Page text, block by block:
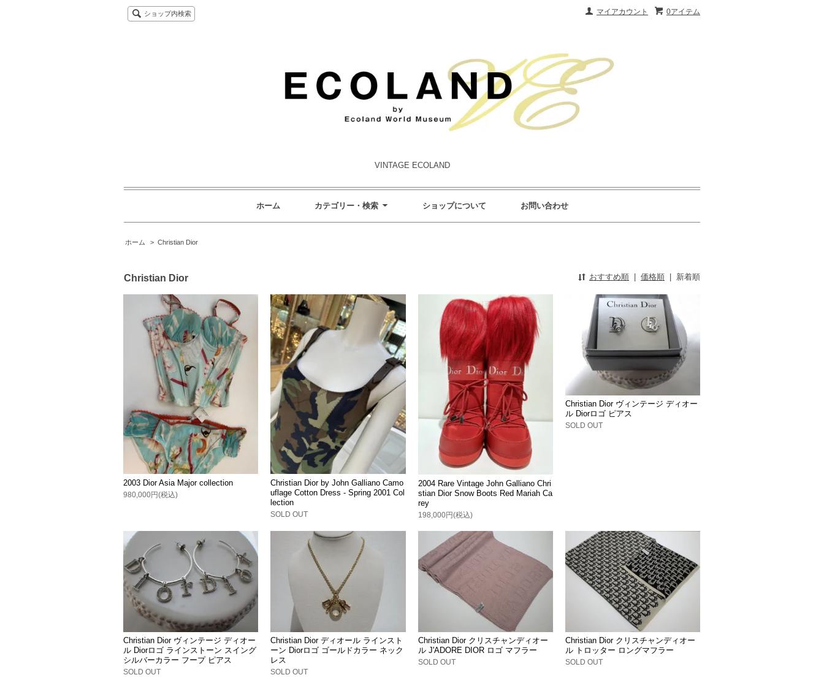
0アイテム
マイアカウント
ショップ内検索
VINTAGE ECOLAND
ホーム カテゴリー・検索 ショップについて お問い合わせ
ホーム > Christian Dior
Christian Dior おすすめ順 | 価格順 | 新着順
2003 Dior Asia Major collection
980,000円(税込)
Christian Dior by John Galliano Camo
uflage Cotton Dress - Spring 2001 Col
lection
SOLD OUT
2004 Rare Vintage John Galliano Chri
stian Dior Snow Boots Red Mariah Ca
rey
198,000円(税込)
Christian Dior ヴィンテージ ディオー
ル Diorロゴ ピアス
SOLD OUT
Christian Dior ヴィンテージ ディオー
ル Diorロゴ ラインストーン スイング
シルバーカラー フープ ピアス
SOLD OUT
Christian Dior ディオール ラインスト
ーン Diorロゴ ゴールドカラー ネック
レス
SOLD OUT
Christian Dior クリスチャンディオー
ル J'ADORE DIOR ロゴ マフラー
SOLD OUT
Christian Dior クリスチャンディオー
ル トロッター ロングマフラー
SOLD OUT